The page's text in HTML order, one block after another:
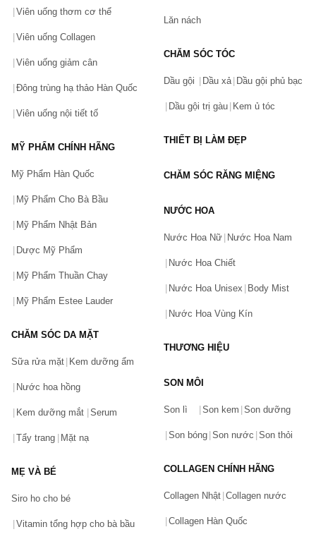
Bạn gặp vấn đề về sản phẩm hay mua hàng?
Hãy báo lỗi cho chúng tôi. Hoặc gọi cho chúng tôi qua số
Viên uống thơm cơ thể
Viên uống Collagen
Viên uống giảm cân
Đông trùng hạ thảo Hàn Quốc
Viên uống nội tiết tố
MỸ PHẨM CHÍNH HÃNG
Mỹ Phẩm Hàn Quốc
Mỹ Phẩm Cho Bà Bầu
Mỹ Phẩm Nhật Bản
Dược Mỹ Phẩm
Mỹ Phẩm Thuần Chay
Mỹ Phẩm Estee Lauder
CHĂM SÓC DA MẶT
Sữa rửa mặt Kem dưỡng ẩm
Nước hoa hồng
Kem dưỡng mắt Serum
Tẩy trang Mặt nạ
MẸ VÀ BÉ
Siro ho cho bé
Vitamin tổng hợp cho bà bầu
Lăn nách
CHĂM SÓC TÓC
Dầu gội Dầu xả Dầu gội phủ bạc
Dầu gội trị gàu Kem ủ tóc
THIẾT BỊ LÀM ĐẸP
CHĂM SÓC RĂNG MIỆNG
NƯỚC HOA
Nước Hoa Nữ Nước Hoa Nam
Nước Hoa Chiết
Nước Hoa Unisex Body Mist
Nước Hoa Vùng Kín
THƯƠNG HIỆU
SON MÔI
Son lì Son kem Son dưỡng
Son bóng Son nước Son thỏi
COLLAGEN CHÍNH HÃNG
Collagen Nhật Collagen nước
Collagen Hàn Quốc